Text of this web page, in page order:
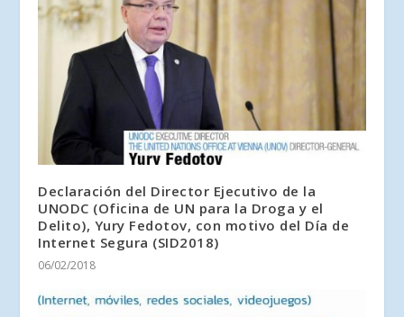
Declaración del Director Ejecutivo de la
UNODC (Oficina de UN para la Droga y el
Delito), Yury Fedotov, con motivo del Día de
Internet Segura (SID2018)
06/02/2018